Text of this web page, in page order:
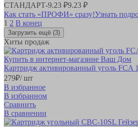
СТАНДАРТ-9.23 ₽9.23 ₽
Как стать «ПРОФИ» сразу!Узнать
1 2 В конец
Загрузить ещё (3)
Хиты продаж
Картридж активированный уголь FCA
279₽/ шт
В избранное
В избранном
Сравнить
В сравнении